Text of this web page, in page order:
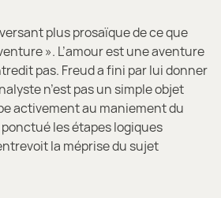
plus prosaïque de ce que
». L’amour est une aventure
pas. Freud a fini par lui donner
n’est pas un simple objet
activement au maniement du
les étapes logiques
la méprise du sujet